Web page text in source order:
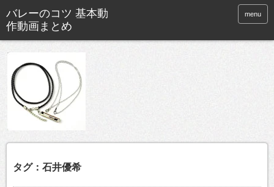
バレーのコツ 基本動
作動画まとめ
menu
タグ：石井優希